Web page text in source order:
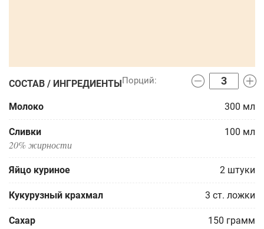
СОСТАВ / ИНГРЕДИЕНТЫ
Молоко 300 мл
Сливки 100 мл
20% жирности
Яйцо куриное 2 штуки
Кукурузный крахмал 3 ст. ложки
Сахар 150 грамм